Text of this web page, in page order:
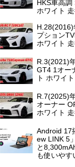
HKS車高調
ホワイト
プション
ホワイト
R.3(2021)
GT4 1オー
ト ホワイ
R.7(2025)
オーナー
ホワイト
Android 17
ew LINK 5
と
も使いやす